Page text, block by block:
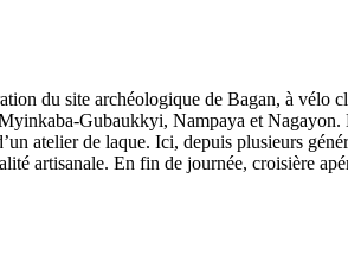
du site archéologique de Bagan, à
Gubaukkyi, Nampaya et
atelier de laque. Ici, depuis plusieurs
artisanale. En fin de journée, croisière